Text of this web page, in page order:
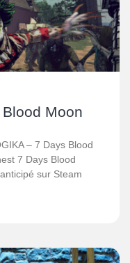
Moon
– 7 Days Blood
7 Days Blood
sur Steam